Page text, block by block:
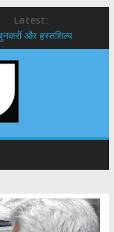
Latest:
और हस्तशिल्प
एवं क्षत्रिय जागरण
ने
का किया आवाह्न
सीएम धामी के निर्देश
कुल 146 करोड़ 32 लाख